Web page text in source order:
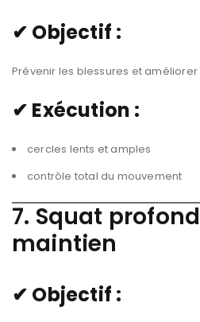
✔ Objectif :
Prévenir les blessures et
✔ Exécution :
cercles lents et amples
contrôle total du mouvement
7. Squat
maintien
✔ Objectif :